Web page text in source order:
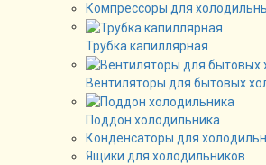
Компрессоры для
Трубка капиллярная
Вентиляторы для бытовых
Поддон холодильника
Конденсаторы для
Ящики для холодильников